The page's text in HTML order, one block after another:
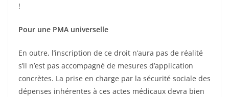
!
Pour une PMA universelle
En outre, l’inscription de ce droit n’aura pas de réalité
s’il n’est pas accompagné de mesures d’application
concrètes. La prise en charge par la sécurité sociale des
dépenses inhérentes à ces actes médicaux devra bien